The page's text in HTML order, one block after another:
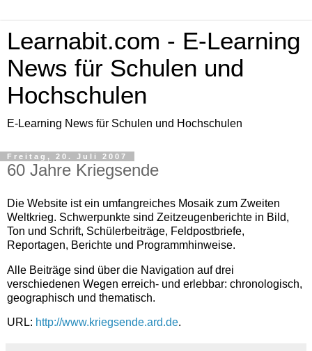
Learnabit.com - E-Learning
News für Schulen und
Hochschulen
E-Learning News für Schulen und Hochschulen
Freitag, 20. Juli 2007
60 Jahre Kriegsende
Die Website ist ein umfangreiches Mosaik zum Zweiten
Weltkrieg. Schwerpunkte sind Zeitzeugenberichte in Bild,
Ton und Schrift, Schülerbeiträge, Feldpostbriefe,
Reportagen, Berichte und Programmhinweise.
Alle Beiträge sind über die Navigation auf drei
verschiedenen Wegen erreich- und erlebbar: chronologisch,
geographisch und thematisch.
URL: http://www.kriegsende.ard.de.